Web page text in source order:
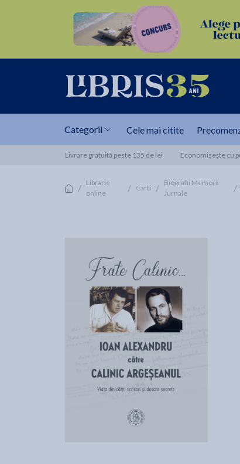
Categorii Cele mai citite
Livrare gratuită peste 135 de lei Economisește cu
/ Librarie
online
/ Carti /
Biografii Memorii
Jurnale
/